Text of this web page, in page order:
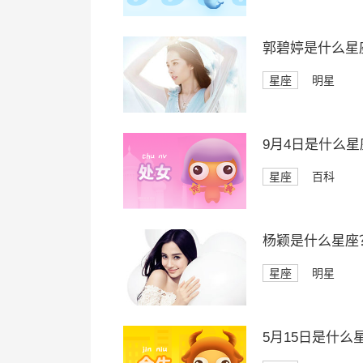
郭碧婷是什么星
星座 明星
9月4日是什么星
星座 百科
杨颖是什么星座
星座 明星
5月15日是什么